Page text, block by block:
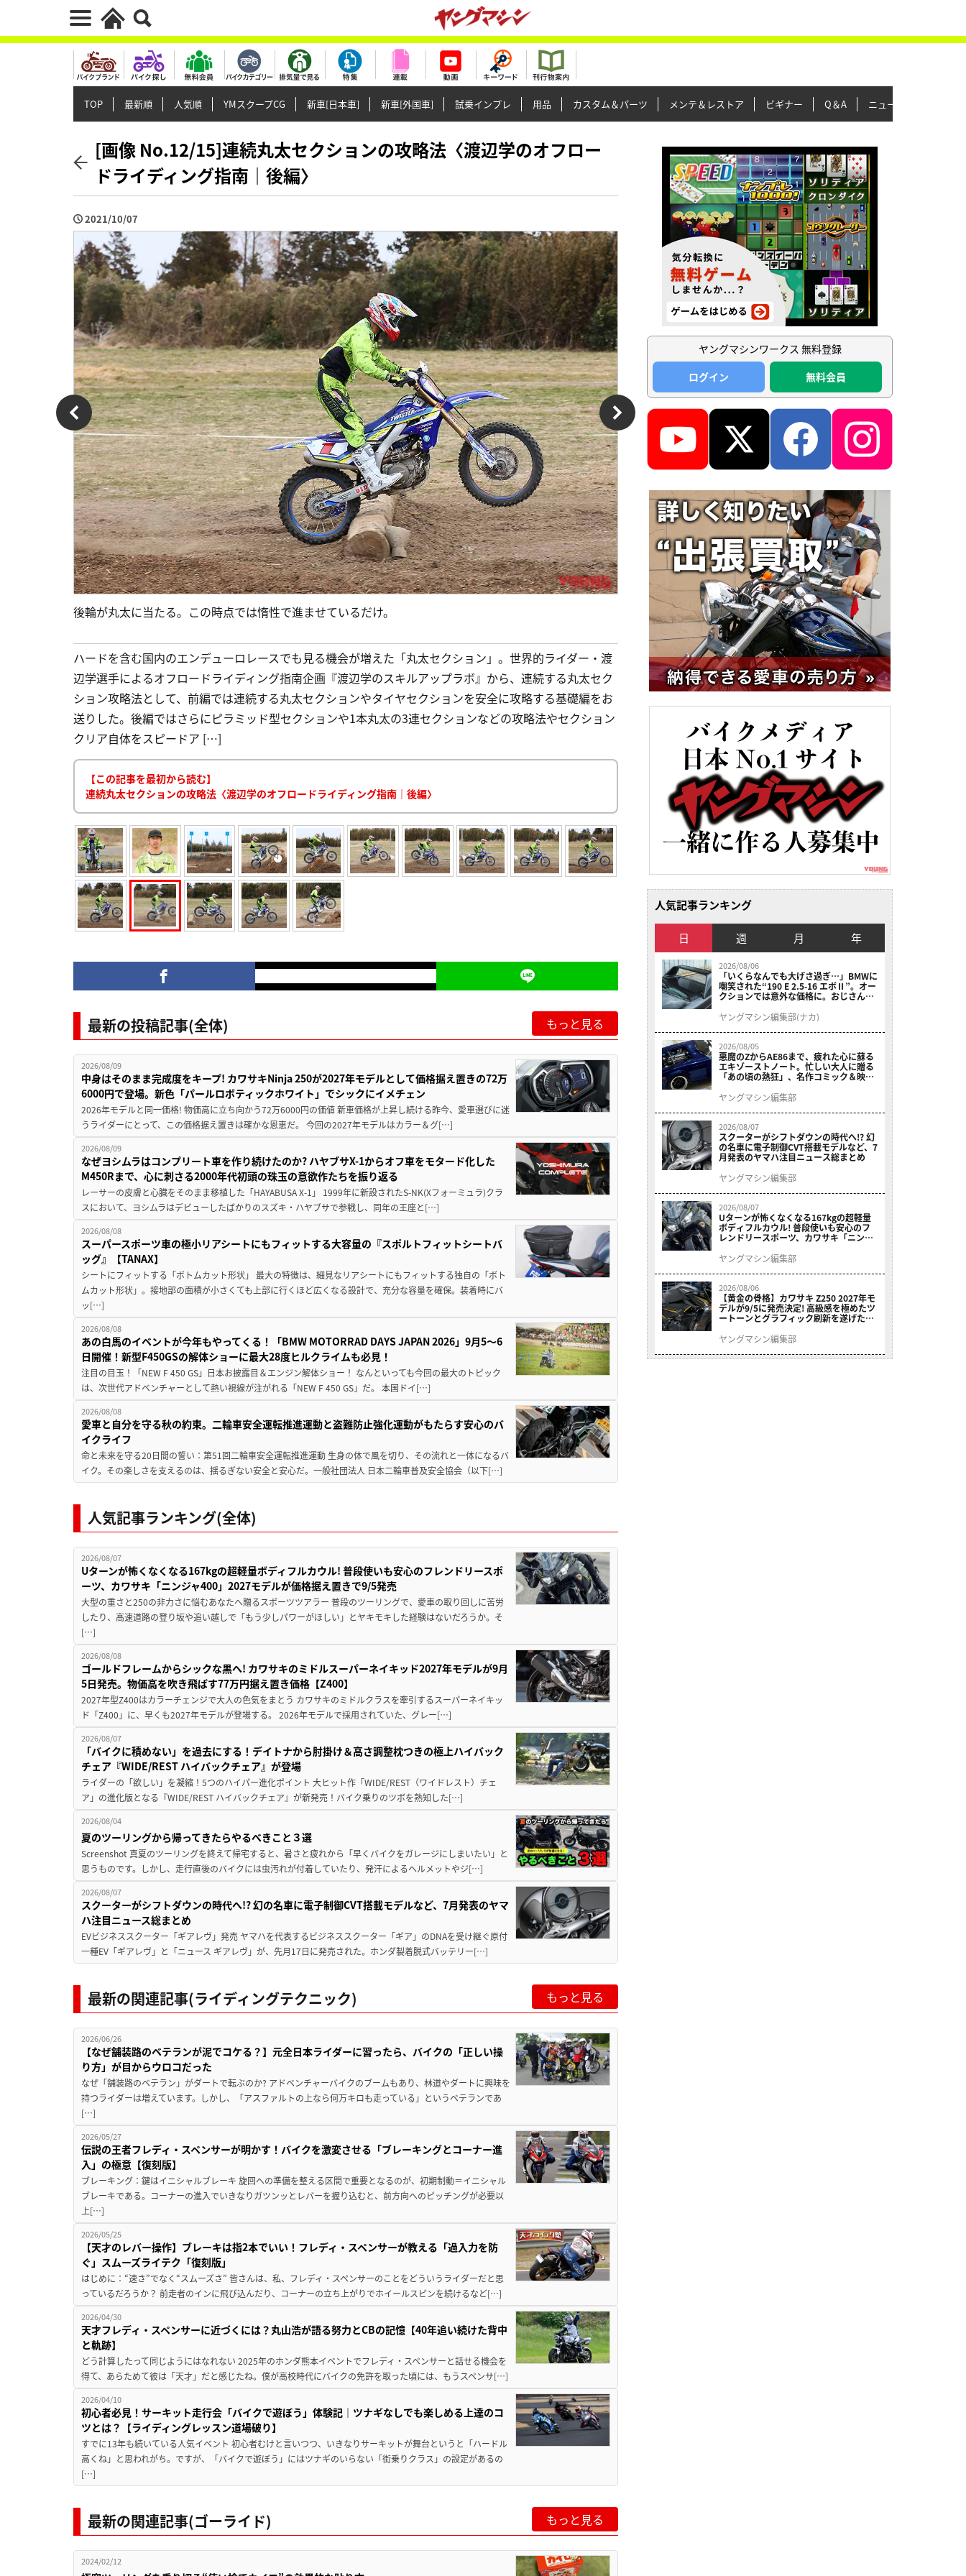
TOP 最新順 人気順 YMスクープCG 新車[日本車] 新車[外国車] 試乗インプレ 用品 カスタム＆パーツ メンテ＆レストア ビギナー Q＆A ニュース＆トピックス
[画像 No.12/15]連続丸太セクションの攻略法〈渡辺学のオフロー
ドライディング指南｜後編〉
2021/10/07
後輪が丸太に当たる。この時点では惰性で進ませているだけ。
ハードを含む国内のエンデューロレースでも見る機会が増えた「丸太セクション」。世界的ライダー・渡
辺学選手によるオフロードライディング指南企画『渡辺学のスキルアップラボ』から、連続する丸太セク
ション攻略法として、前編では連続する丸太セクションやタイヤセクションを安全に攻略する基礎編をお
送りした。後編ではさらにピラミッド型セクションや1本丸太の3連セクションなどの攻略法やセクション
クリア自体をスピードア […]
【この記事を最初から読む】
連続丸太セクションの攻略法〈渡辺学のオフロードライディング指南｜後編〉
最新の投稿記事(全体) もっと見る
2026/08/09
中身はそのまま完成度をキープ! カワサキNinja 250が2027年モデルとして価格据え置きの72万
6000円で登場。新色「パールロボティックホワイト」でシックにイメチェン
2026年モデルと同一価格! 物価高に立ち向かう72万6000円の価値 新車価格が上昇し続ける昨今、愛車選びに迷
うライダーにとって、この価格据え置きは確かな恩恵だ。 今回の2027年モデルはカラー＆グ[…]
2026/08/09
なぜヨシムラはコンプリート車を作り続けたのか? ハヤブサX-1からオフ車をモタード化した
M450Rまで、心に刺さる2000年代初頭の珠玉の意欲作たちを振り返る
レーサーの皮膚と心臓をそのまま移植した「HAYABUSA X-1」 1999年に新設されたS-NK(Xフォーミュラ)クラ
スにおいて、ヨシムラはデビューしたばかりのスズキ・ハヤブサで参戦し、同年の王座と[…]
2026/08/08
スーパースポーツ車の極小リアシートにもフィットする大容量の『スポルトフィットシートバ
ッグ』【TANAX】
シートにフィットする「ボトムカット形状」 最大の特徴は、細見なリアシートにもフィットする独自の「ボト
ムカット形状」。接地部の面積が小さくても上部に行くほど広くなる設計で、充分な容量を確保。装着時にバ
ッ[…]
2026/08/08
あの白馬のイベントが今年もやってくる！「BMW MOTORRAD DAYS JAPAN 2026」9月5〜6
日開催！新型F450GSの解体ショーに最大28度ヒルクライムも必見！
注目の目玉！「NEW F 450 GS」日本お披露目＆エンジン解体ショー！ なんといっても今回の最大のトピック
は、次世代アドベンチャーとして熱い視線が注がれる「NEW F 450 GS」だ。 本国ドイ[…]
2026/08/08
愛車と自分を守る秋の約束。二輪車安全運転推進運動と盗難防止強化運動がもたらす安心のバ
イクライフ
命と未来を守る20日間の誓い：第51回二輪車安全運転推進運動 生身の体で風を切り、その流れと一体になるバ
イク。その楽しさを支えるのは、揺るぎない安全と安心だ。一般社団法人 日本二輪車普及安全協会（以下[…]
人気記事ランキング(全体)
2026/08/07
Uターンが怖くなくなる167kgの超軽量ボディフルカウル! 普段使いも安心のフレンドリースポ
ーツ、カワサキ「ニンジャ400」2027モデルが価格据え置きで9/5発売
大型の重さと250の非力さに悩むあなたへ贈るスポーツツアラー 普段のツーリングで、愛車の取り回しに苦労
したり、高速道路の登り坂や追い越しで「もう少しパワーがほしい」とヤキモキした経験はないだろうか。そ
[…]
2026/08/08
ゴールドフレームからシックな黒へ! カワサキのミドルスーパーネイキッド2027年モデルが9月
5日発売。物価高を吹き飛ばす77万円据え置き価格【Z400】
2027年型Z400はカラーチェンジで大人の色気をまとう カワサキのミドルクラスを牽引するスーパーネイキッ
ド「Z400」に、早くも2027年モデルが登場する。 2026年モデルで採用されていた、グレー[…]
2026/08/07
「バイクに積めない」を過去にする！デイトナから肘掛け＆高さ調整枕つきの極上ハイバック
チェア『WIDE/REST ハイバックチェア』が登場
ライダーの「欲しい」を凝縮！5つのハイパー進化ポイント 大ヒット作「WIDE/REST（ワイドレスト）チェ
ア」の進化版となる『WIDE/REST ハイバックチェア』が新発売！バイク乗りのツボを熟知した[…]
2026/08/04
夏のツーリングから帰ってきたらやるべきこと３選
Screenshot 真夏のツーリングを終えて帰宅すると、暑さと疲れから「早くバイクをガレージにしまいたい」と
思うものです。しかし、走行直後のバイクには虫汚れが付着していたり、発汗によるヘルメットやジ[…]
2026/08/07
スクーターがシフトダウンの時代へ!? 幻の名車に電子制御CVT搭載モデルなど、7月発表のヤマ
ハ注目ニュース総まとめ
EVビジネススクーター「ギアレヴ」発売 ヤマハを代表するビジネススクーター「ギア」のDNAを受け継ぐ原付
一種EV「ギアレヴ」と「ニュース ギアレヴ」が、先月17日に発売された。ホンダ製着脱式バッテリー[…]
最新の関連記事(ライディングテクニック) もっと見る
2026/06/26
【なぜ舗装路のベテランが泥でコケる？】元全日本ライダーに習ったら、バイクの「正しい操
り方」が目からウロコだった
なぜ「舗装路のベテラン」がダートで転ぶのか? アドベンチャーバイクのブームもあり、林道やダートに興味を
持つライダーは増えています。しかし、「アスファルトの上なら何万キロも走っている」というベテランであ
[…]
2026/05/27
伝説の王者フレディ・スペンサーが明かす！バイクを激変させる「ブレーキングとコーナー進
入」の極意【復刻版】
ブレーキング：鍵はイニシャルブレーキ 旋回への準備を整える区間で重要となるのが、初期制動＝イニシャル
ブレーキである。コーナーの進入でいきなりガツンッとレバーを握り込むと、前方向へのピッチングが必要以
上[…]
2026/05/25
【天才のレバー操作】ブレーキは指2本でいい！フレディ・スペンサーが教える「過入力を防
ぐ」スムーズライテク「復刻版」
はじめに：“速さ”でなく“スムーズさ” 皆さんは、私、フレディ・スペンサーのことをどういうライダーだと思
っているだろうか？ 前走者のインに飛び込んだり、コーナーの立ち上がりでホイールスピンを続けるなど[…]
2026/04/30
天才フレディ・スペンサーに近づくには？丸山浩が語る努力とCBの記憶【40年追い続けた背中
と軌跡】
どう計算したって同じようにはなれない 2025年のホンダ熊本イベントでフレディ・スペンサーと話せる機会を
得て、あらためて彼は「天才」だと感じたね。僕が高校時代にバイクの免許を取った頃には、もうスペンサ[…]
2026/04/10
初心者必見！サーキット走行会「バイクで遊ぼう」体験記｜ツナギなしでも楽しめる上達のコ
ツとは？【ライディングレッスン道場破り】
すでに13年も続いている人気イベント 初心者むけと言いつつ、いきなりサーキットが舞台というと「ハードル
高くね」と思われがち。ですが、「バイクで遊ぼう」にはツナギのいらない「街乗りクラス」の設定があるの
[…]
最新の関連記事(ゴーライド) もっと見る
2024/02/12
ヤングマシンワークス 無料登録
ログイン
無料会員
人気記事ランキング
日 週 月 年
2026/08/06
「いくらなんでも大げさ過ぎ…」BMWに
嘲笑された“190 E 2.5-16 エボⅡ”。オー
クションでは意外な価格に。おじさん達
ヤングマシン編集部(ナカ)
2026/08/05
悪魔のZからAE86まで、疲れた心に蘇る
エキゾーストノート。忙しい大人に贈る
「あの頃の熱狂」、名作コミック＆映画
結！
ヤングマシン編集部
2026/08/07
スクーターがシフトダウンの時代へ!? 幻
の名車に電子制御CVT搭載モデルなど、7
月発表のヤマハ注目ニュース総まとめ
ヤングマシン編集部
2026/08/07
Uターンが怖くなくなる167kgの超軽量
ボディフルカウル! 普段使いも安心のフ
レンドリースポーツ、カワサキ「ニンジ
9/5発売
ヤングマシン編集部
2026/08/06
【黄金の骨格】カワサキ Z250 2027年モ
デルが9/5に発売決定! 高級感を極めたツ
ートーンとグラフィック刷新を遂げた本
ヤングマシン編集部